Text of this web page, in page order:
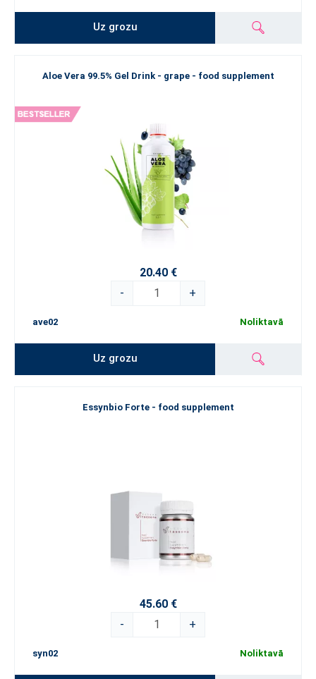
Uz grozu
Aloe Vera 99.5% Gel Drink - grape - food supplement
20.40 €
-
+
ave02 Noliktavā
Uz grozu
Essynbio Forte - food supplement
45.60 €
-
+
syn02 Noliktavā